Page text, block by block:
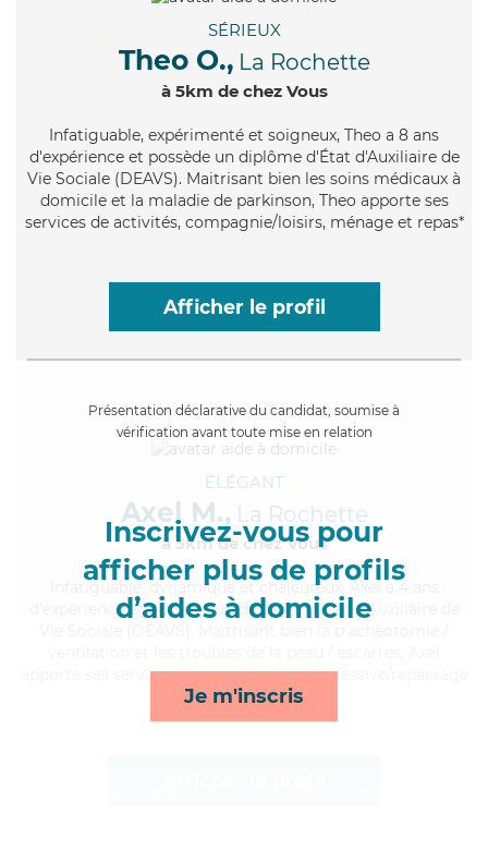
SÉRIEUX
Theo O., La Rochette
à 5km de chez Vous
Infatiguable, expérimenté et soigneux, Theo a 8 ans
d'expérience et possède un diplôme d'État d'Auxiliaire de
Vie Sociale (DEAVS). Maitrisant bien les soins médicaux à
domicile et la maladie de parkinson, Theo apporte ses
services de activités, compagnie/loisirs, ménage et repas*
Afficher le profil
Présentation déclarative du candidat, soumise à
vérification avant toute mise en relation
Inscrivez-vous pour
afficher plus de profils
d’aides à domicile
Je m'inscris
ÉLÉGANT
Axel M., La Rochette
à 5km de chez Vous
, dynamique et chaleureux, Axel a 4 ans
d'expérience et possède un diplôme d'État d'Auxiliaire de
apporte ses services de rappels, activités, lessive/repassage
et ménage*